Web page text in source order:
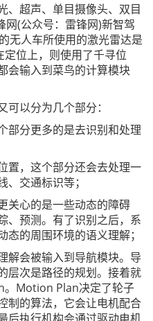
、超声、单目摄像头、双目
网(公众号：雷锋网)新智驾
无人车所使用的激光雷达是
定位上，则使用了千寻位
会输入到菜鸟的计算模块
以分为几个部分：
部分更多的是去识别和处理
置，这个部分还会去处理一
交通标识等；
关心的是一些动态的障碍
、预测。有了识别之后，系
的周围环境的语义理解；
解会被输入到导航模块。导
层次是路径的规划。接着就
Motion Plan决定了轮子
制的算法，它会让电机配合